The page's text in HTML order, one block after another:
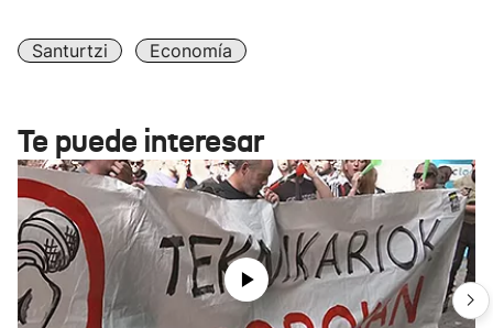
Santurtzi Economía
Te puede interesar